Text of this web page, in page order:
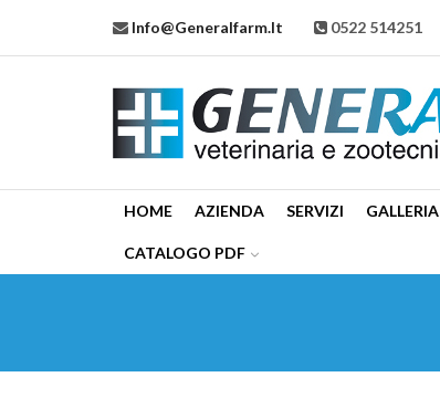
Info@generalfarm.it 0522 514251
HOME AZIENDA SERVIZI GALLERIA
CATALOGO PDF